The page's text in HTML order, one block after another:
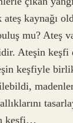
kaynağı
mu? Ateş
Ateşin
keşfiyle
keşfi…